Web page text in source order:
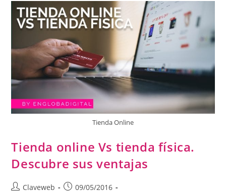
Tienda Online
Tienda online Vs tienda física.
Descubre sus ventajas
Claveweb 09/05/2016